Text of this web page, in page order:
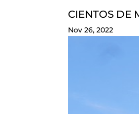
CIENTOS DE
Nov 26, 2022